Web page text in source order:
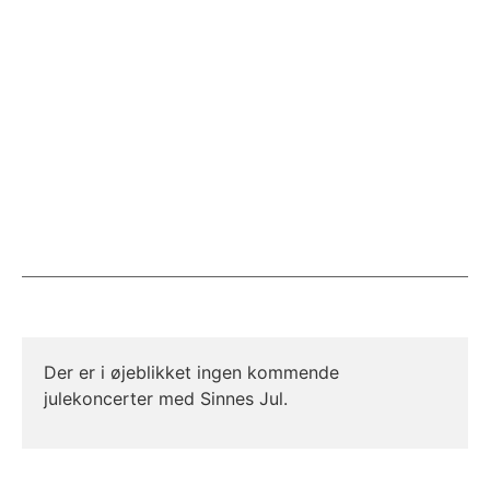
Der er i øjeblikket ingen kommende
julekoncerter med Sinnes Jul.